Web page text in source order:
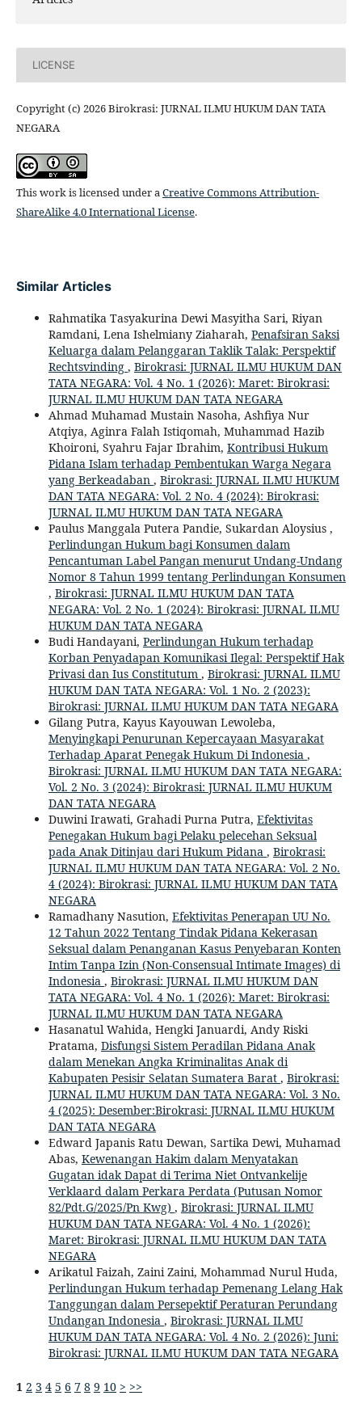
LICENSE
Copyright (c) 2026 Birokrasi: JURNAL ILMU HUKUM DAN TATA
NEGARA
This work is licensed under aCreative Commons Attribution-
ShareAlike 4.0 International License.
Similar Articles
Rahmatika Tasyakurina Dewi Masyitha Sari, Riyan
Ramdani, Lena Ishelmiany Ziaharah, Penafsiran Saksi
Keluarga dalam Pelanggaran Taklik Talak: Perspektif
Rechtsvinding , Birokrasi: JURNAL ILMU HUKUM DAN
TATA NEGARA: Vol. 4 No. 1 (2026): Maret: Birokrasi:
JURNAL ILMU HUKUM DAN TATA NEGARA
Ahmad Muhamad Mustain Nasoha, Ashfiya Nur
Atqiya, Aginra Falah Istiqomah, Muhammad Hazib
Khoironi, Syahru Fajar Ibrahim, Kontribusi Hukum
Pidana Islam terhadap Pembentukan Warga Negara
yang Berkeadaban , Birokrasi: JURNAL ILMU HUKUM
DAN TATA NEGARA: Vol. 2 No. 4 (2024): Birokrasi:
JURNAL ILMU HUKUM DAN TATA NEGARA
Paulus Manggala Putera Pandie, Sukardan Aloysius ,
Perlindungan Hukum bagi Konsumen dalam
Pencantuman Label Pangan menurut Undang-Undang
Nomor 8 Tahun 1999 tentang Perlindungan Konsumen
, Birokrasi: JURNAL ILMU HUKUM DAN TATA
NEGARA: Vol. 2 No. 1 (2024): Birokrasi: JURNAL ILMU
HUKUM DAN TATA NEGARA
Budi Handayani, Perlindungan Hukum terhadap
Korban Penyadapan Komunikasi Ilegal: Perspektif Hak
Privasi dan Ius Constitutum , Birokrasi: JURNAL ILMU
HUKUM DAN TATA NEGARA: Vol. 1 No. 2 (2023):
Birokrasi: JURNAL ILMU HUKUM DAN TATA NEGARA
Gilang Putra, Kayus Kayouwan Lewoleba,
Menyingkapi Penurunan Kepercayaan Masyarakat
Terhadap Aparat Penegak Hukum Di Indonesia ,
Birokrasi: JURNAL ILMU HUKUM DAN TATA NEGARA:
Vol. 2 No. 3 (2024): Birokrasi: JURNAL ILMU HUKUM
DAN TATA NEGARA
Duwini Irawati, Grahadi Purna Putra, Efektivitas
Penegakan Hukum bagi Pelaku pelecehan Seksual
pada Anak Ditinjau dari Hukum Pidana , Birokrasi:
JURNAL ILMU HUKUM DAN TATA NEGARA: Vol. 2 No.
4 (2024): Birokrasi: JURNAL ILMU HUKUM DAN TATA
NEGARA
Ramadhany Nasution, Efektivitas Penerapan UU No.
12 Tahun 2022 Tentang Tindak Pidana Kekerasan
Seksual dalam Penanganan Kasus Penyebaran Konten
Intim Tanpa Izin (Non-Consensual Intimate Images) di
Indonesia , Birokrasi: JURNAL ILMU HUKUM DAN
TATA NEGARA: Vol. 4 No. 1 (2026): Maret: Birokrasi:
JURNAL ILMU HUKUM DAN TATA NEGARA
Hasanatul Wahida, Hengki Januardi, Andy Riski
Pratama, Disfungsi Sistem Peradilan Pidana Anak
dalam Menekan Angka Kriminalitas Anak di
Kabupaten Pesisir Selatan Sumatera Barat , Birokrasi:
JURNAL ILMU HUKUM DAN TATA NEGARA: Vol. 3 No.
4 (2025): Desember:Birokrasi: JURNAL ILMU HUKUM
DAN TATA NEGARA
Edward Japanis Ratu Dewan, Sartika Dewi, Muhamad
Abas, Kewenangan Hakim dalam Menyatakan
Gugatan idak Dapat di Terima Niet Ontvankelije
Verklaard dalam Perkara Perdata (Putusan Nomor
82/Pdt.G/2025/Pn Kwg) , Birokrasi: JURNAL ILMU
HUKUM DAN TATA NEGARA: Vol. 4 No. 1 (2026):
Maret: Birokrasi: JURNAL ILMU HUKUM DAN TATA
NEGARA
Arikatul Faizah, Zaini Zaini, Mohammad Nurul Huda,
Perlindungan Hukum terhadap Pemenang Lelang Hak
Tanggungan dalam Persepektif Peraturan Perundang
Undangan Indonesia , Birokrasi: JURNAL ILMU
HUKUM DAN TATA NEGARA: Vol. 4 No. 2 (2026): Juni:
Birokrasi: JURNAL ILMU HUKUM DAN TATA NEGARA
1 2 3 4 5 6 7 8 9 10 > >>